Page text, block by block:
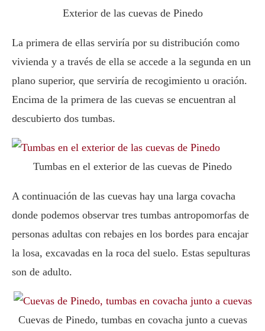
Exterior de las cuevas de Pinedo
La primera de ellas serviría por su distribución como
vivienda y a través de ella se accede a la segunda en un
plano superior, que serviría de recogimiento u oración.
Encima de la primera de las cuevas se encuentran al
descubierto dos tumbas.
Tumbas en el exterior de las cuevas de Pinedo
A continuación de las cuevas hay una larga covacha
donde podemos observar tres tumbas antropomorfas de
personas adultas con rebajes en los bordes para encajar
la losa, excavadas en la roca del suelo. Estas sepulturas
son de adulto.
Cuevas de Pinedo, tumbas en covacha junto a cuevas